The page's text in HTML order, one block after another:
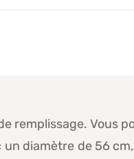
remplissage. Vous
diamètre de 56